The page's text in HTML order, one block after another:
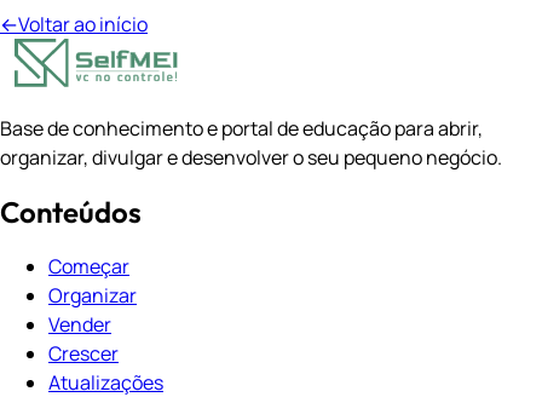
←Voltar ao início
Base de conhecimento e portal de educação para abrir,
organizar, divulgar e desenvolver o seu pequeno negócio.
Conteúdos
Começar
Organizar
Vender
Crescer
Atualizações